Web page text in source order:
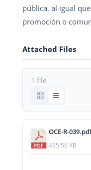
pública, al igual
promoción o
Attached Files
1 file
OCE-R-
435.56 KB